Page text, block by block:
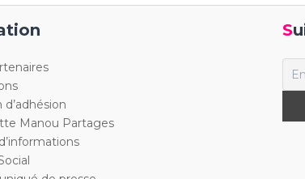
d’adhésion
Manou Partages